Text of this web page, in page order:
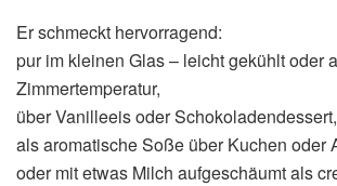
Er schmeckt hervorragend:
pur im kleinen Glas – leicht gekühlt oder
Zimmertemperatur,
über Vanilleeis oder Schokoladendessert,
als aromatische Soße über Kuchen oder
oder mit etwas Milch aufgeschäumt als